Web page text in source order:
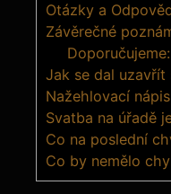
Otázky a
Závěrečné
Doporučujeme:
Jak se dal
Nažehlovací
Svatba na úřadě
Co na poslední
Co by nemělo